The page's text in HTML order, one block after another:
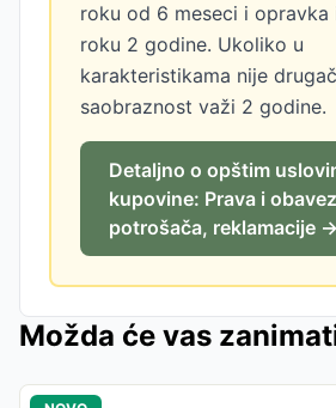
roku od 6 meseci i opravka
roku 2 godine. Ukoliko u
karakteristikama nije
saobraznost važi 2 godine.
Detaljno o opštim
kupovine: Prava i
potrošača, reklamacije →
Možda će vas